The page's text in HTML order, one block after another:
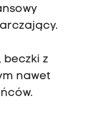
beczki z
nawet